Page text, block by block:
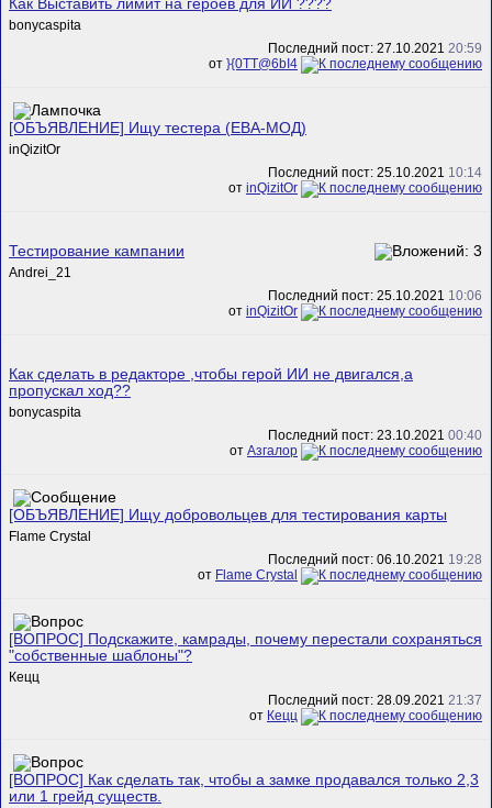
Как Выставить лимит на героев для ИИ ????
bonycaspita
Последний пост: 27.10.2021 20:59
от }{0TT@6bI4
[ОБЪЯВЛЕНИЕ] Ищу тестера (ЕВА-МОД)
inQizitOr
Последний пост: 25.10.2021 10:14
от inQizitOr
Тестирование кампании
Andrei_21
Последний пост: 25.10.2021 10:06
от inQizitOr
Как сделать в редакторе ,чтобы герой ИИ не двигался,а
пропускал ход??
bonycaspita
Последний пост: 23.10.2021 00:40
от Азгалор
[ОБЪЯВЛЕНИЕ] Ищу добровольцев для тестирования карты
Flame Crystal
Последний пост: 06.10.2021 19:28
от Flame Crystal
[ВОПРОС] Подскажите, камрады, почему перестали сохраняться
"собственные шаблоны"?
Кецц
Последний пост: 28.09.2021 21:37
от Кецц
[ВОПРОС] Как сделать так, чтобы а замке продавался только 2,3
или 1 грейд существ.